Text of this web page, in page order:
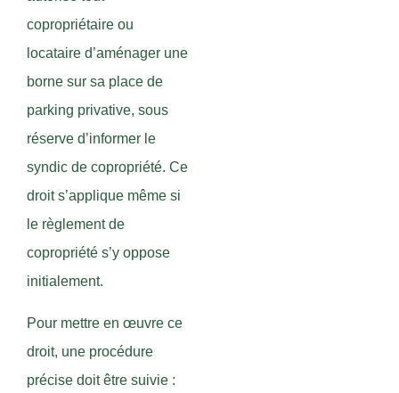
copropriétaire ou
locataire d’aménager une
borne sur sa place de
parking privative, sous
réserve d’informer le
syndic de copropriété. Ce
droit s’applique même si
le règlement de
copropriété s’y oppose
initialement.
Pour mettre en œuvre ce
droit, une procédure
précise doit être suivie :